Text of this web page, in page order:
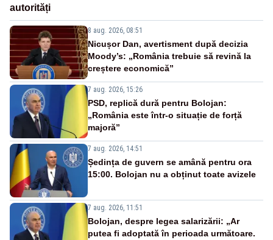
autorități
8 aug. 2026, 08:51
Nicușor Dan, avertisment după decizia
Moody’s: „România trebuie să revină la
creștere economică”
7 aug. 2026, 15:26
PSD, replică dură pentru Bolojan:
„România este într-o situație de forță
majoră”
7 aug. 2026, 14:51
Ședința de guvern se amână pentru ora
15:00. Bolojan nu a obținut toate avizele
7 aug. 2026, 11:51
Bolojan, despre legea salarizării: „Ar
putea fi adoptată în perioada următoare.